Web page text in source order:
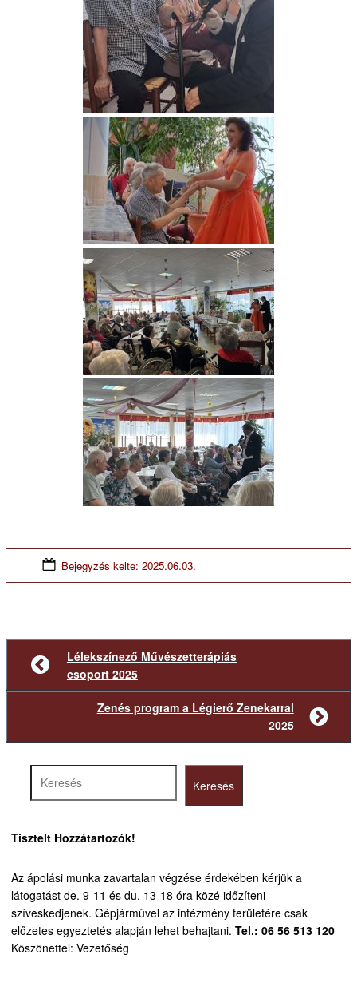
Bejegyzés kelte: 2025.06.03.
Előző
bejegyzés
Lélekszínező Művészetterápiás
csoport 2025
bejegyzés
Zenés program a Légierő Zenekarral
2025
Keresés
Tisztelt Hozzátartozók!
Az ápolási munka zavartalan végzése érdekében kérjük a
látogatást de. 9-11 és du. 13-18 óra közé időzíteni
szíveskedjenek. Gépjárművel az intézmény területére csak
előzetes egyeztetés alapján lehet behajtani. Tel.: 06 56 513 120
Köszönettel: Vezetőség